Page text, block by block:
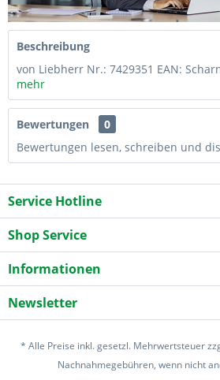
Beschreibung
von Liebherr Nr.: 7429351 EAN:
mehr
Bewertungen
0
Bewertungen lesen, schreiben und
Service Hotline
Shop Service
Informationen
Newsletter
* Alle Preise inkl. gesetzl. Mehrwertsteuer
Nachnahmegebühren, wenn nicht